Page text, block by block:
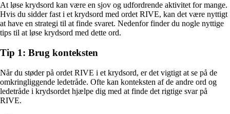
At løse krydsord kan være en sjov og udfordrende aktivitet for mange.
Hvis du sidder fast i et krydsord med ordet RIVE, kan det være nyttigt
at have en strategi til at finde svaret. Nedenfor finder du nogle nyttige
tips til at løse krydsord med dette ord.
Tip 1: Brug konteksten
Når du støder på ordet RIVE i et krydsord, er det vigtigt at se på de
omkringliggende ledetråde. Ofte kan konteksten af de andre ord og
ledetråde i krydsordet hjælpe dig med at finde det rigtige svar på
RIVE.